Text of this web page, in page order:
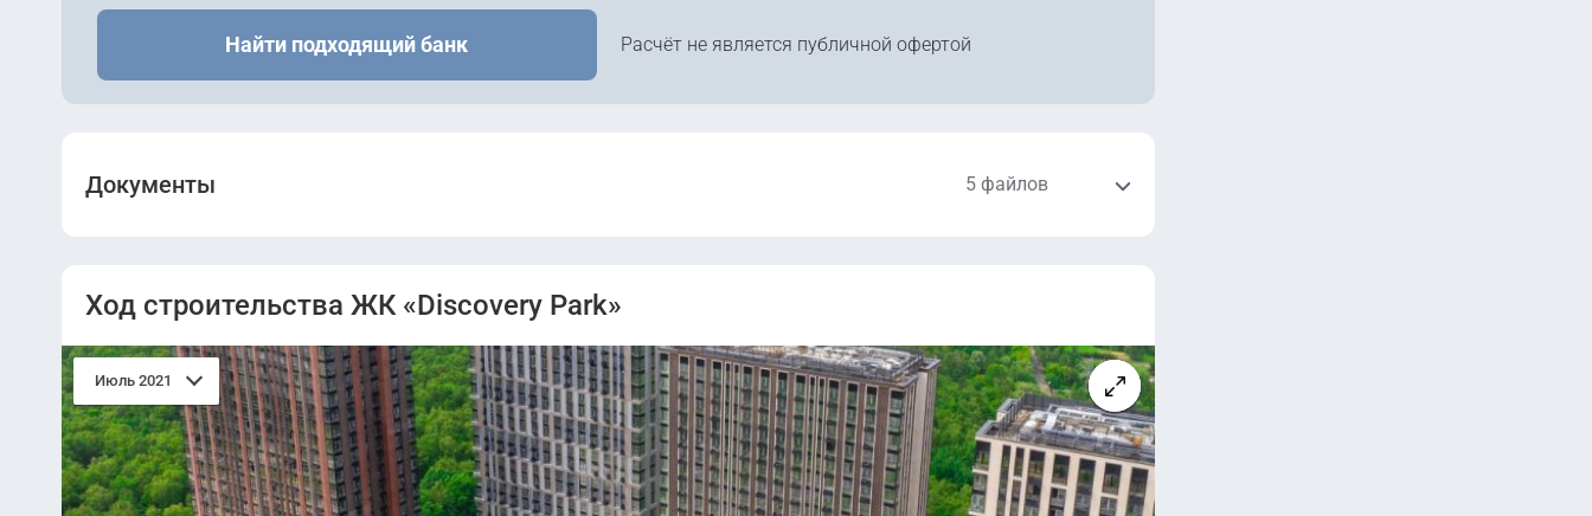
Найти подходящий банк Расчёт не является публичной офертой
Документы 5 файлов
Проектная декларация от 24.11.20.pdf Проектная декларация от 29.03.21.pdf
Разрешение на ввод в эксплуатацию.pdf
Ход строительства ЖК «Discovery Park»
Июль 2021